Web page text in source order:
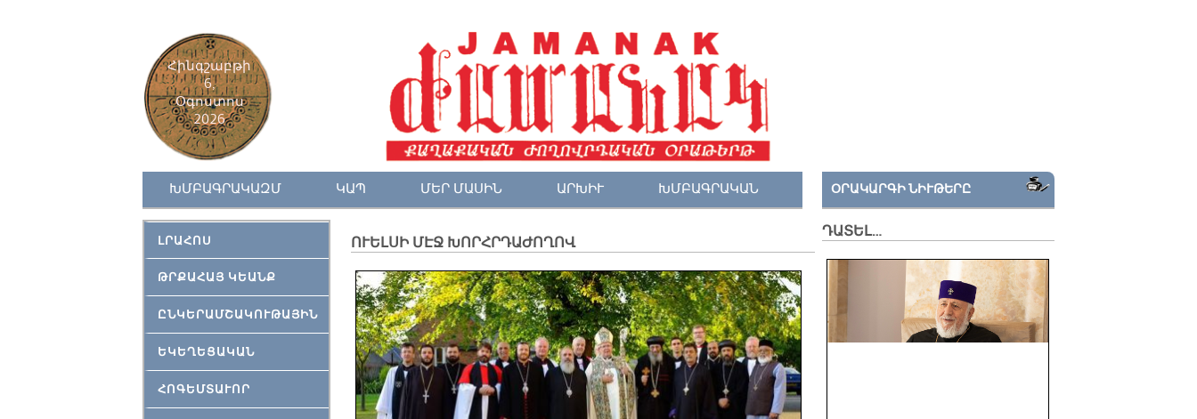
Հինգշաբթի
6,
Օգոստոս
2026
ԽՄԲԱԳՐԱԿԱԶՄ ԿԱՊ ՄԵՐ ՄԱՍԻՆ ԱՐԽԻՒ ԽՄԲԱԳՐԱԿԱՆ
ԼՐԱՀՈՍ
ԹՐՔԱՀԱՅ ԿԵԱՆՔ
ԸՆԿԵՐԱՄՇԱԿՈՒԹԱՅԻՆ
ԵԿԵՂԵՑԱԿԱՆ
ՀՈԳԵՄՏԱՒՈՐ
ՈՒԵԼՍԻ ՄԷՋ ԽՈՐՀՐԴԱԺՈՂՈՎ
ՕՐԱԿԱՐԳԻ ՆԻՒԹԵՐԸ
ԴԱՏԵԼ…